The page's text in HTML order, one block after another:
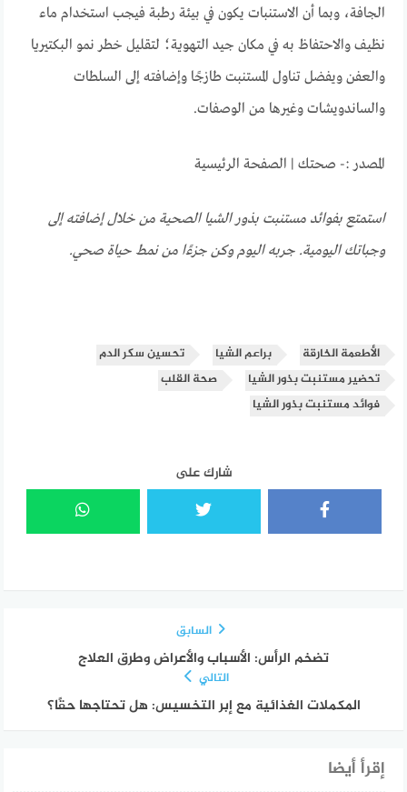
الجافة، وبما أن الاستنبات يكون في بيئة رطبة فيجب استخدام ماء
نظيف والاحتفاظ به في مكان جيد التهوية؛ لتقليل خطر نمو البكتيريا
والعفن ويفضل تناول المستنبت طازجًا وإضافته إلى السلطات
والساندويشات وغيرها من الوصفات.
المصدر :- صحتك | الصفحة الرئيسية
استمتع بفوائد مستنبت بذور الشيا الصحية من خلال إضافته إلى
وجباتك اليومية. جربه اليوم وكن جزءًا من نمط حياة صحي.
الأطعمة الخارقة براعم الشيا
تحسين سكر الدم
تحضير مستنبت بذور الشيا
صحة القلب
فوائد مستنبت بذور الشيا
شارك على
السابق
تضخم الرأس: الأسباب والأعراض وطرق العلاج
التالي
المكملات الغذائية مع إبر التخسيس: هل تحتاجها حقًا؟
إقرأ أيضا